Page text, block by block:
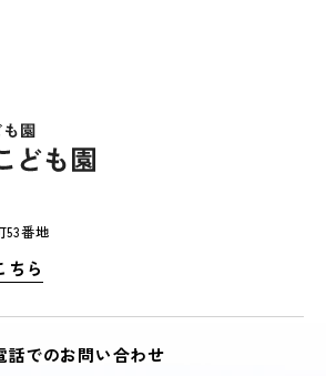
53番地
ちら
話でのお問い合わせ